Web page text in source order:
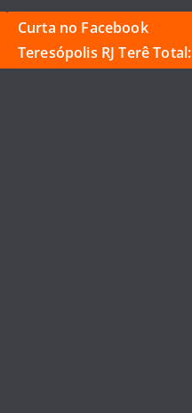
Curta no Facebook
Teresópolis RJ Terê Total: